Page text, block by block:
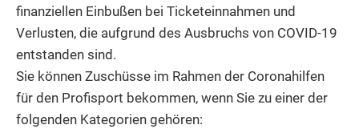
finanziellen Einbußen bei Ticketeinnahmen und
Verlusten, die aufgrund des Ausbruchs von COVID-19
entstanden sind.
Sie können Zuschüsse im Rahmen der Coronahilfen
für den Profisport bekommen, wenn Sie zu einer der
folgenden Kategorien gehören: